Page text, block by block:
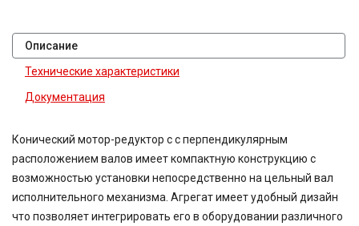
Описание
Технические характеристики
Документация
Конический мотор-редуктор с с перпендикулярным
расположением валов имеет компактную конструкцию с
возможностью установки непосредственно на цельный вал
исполнительного механизма. Агрегат имеет удобный дизайн
что позволяет интегрировать его в оборудовании различного